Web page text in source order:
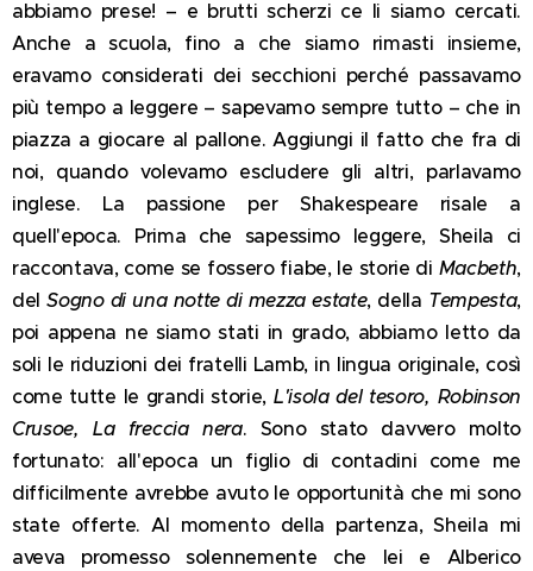
abbiamo prese! – e brutti scherzi ce li siamo cercati.
Anche a scuola, fino a che siamo rimasti insieme,
eravamo considerati dei secchioni perché passavamo
più tempo a leggere – sapevamo sempre tutto – che in
piazza a giocare al pallone. Aggiungi il fatto che fra di
noi, quando volevamo escludere gli altri, parlavamo
inglese. La passione per Shakespeare risale a
quell'epoca. Prima che sapessimo leggere, Sheila ci
raccontava, come se fossero fiabe, le storie di Macbeth,
delSogno di una notte di mezza estate, della Tempesta,
poi appena ne siamo stati in grado, abbiamo letto da
soli le riduzioni dei fratelli Lamb, in lingua originale, così
come tutte le grandi storie, L'isola del tesoro, Robinson
Crusoe, La freccia nera. Sono stato davvero molto
fortunato: all'epoca un figlio di contadini come me
difficilmente avrebbe avuto le opportunità che mi sono
state offerte. Al momento della partenza, Sheila mi
aveva promesso solennemente che lei e Alberico